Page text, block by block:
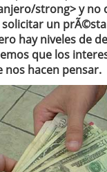
strong> y no
un
hay niveles de
que los
nos hacen pensar.